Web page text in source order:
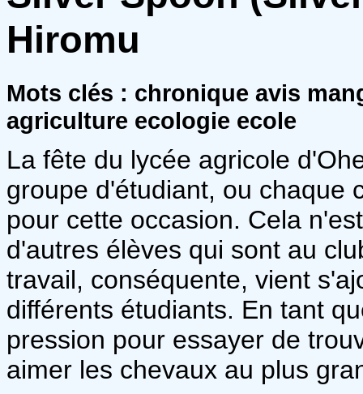
Hiromu
Mots clés : chronique avis
agriculture ecologie ecole
La fête du lycée agricole
groupe d'étudiant, ou chaque
pour cette occasion. Cela
d'autres élèves qui sont au
travail, conséquente, vient
différents étudiants. En tant
pression pour essayer de
aimer les chevaux au plus